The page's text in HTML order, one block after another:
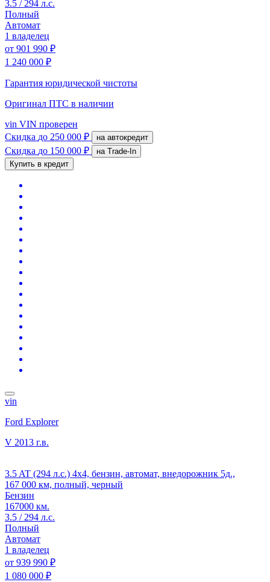
3.5 / 294 л.с.
Полный
Автомат
1 владелец
от 901 990 ₽
1 240 000 ₽
Гарантия юридической чистоты
Оригинал ПТС в наличии
vin VIN проверен
Скидка до 250 000 ₽ на автокредит
Скидка до 150 000 ₽
на Trade-In
Купить в кредит
vin
Ford Explorer
V 2013 г.в.
3.5 AT (294 л.с.) 4x4, бензин, автомат, внедорожник 5д.,
167 000 км, полный, черный
Бензин
167000 км.
3.5 / 294 л.с.
Полный
Автомат
1 владелец
от 939 990 ₽
1 080 000 ₽